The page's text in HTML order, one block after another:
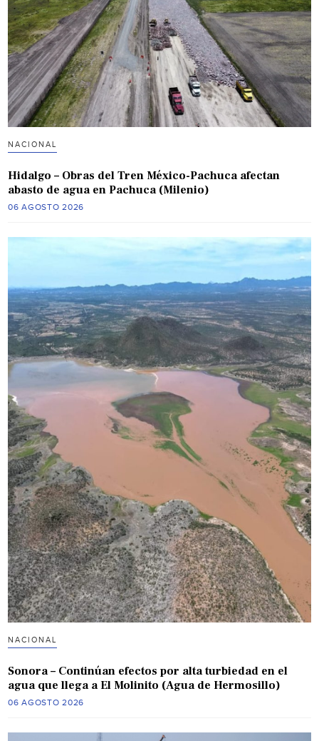
NACIONAL
Hidalgo – Obras del Tren México-Pachuca afectan
abasto de agua en Pachuca (Milenio)
06 AGOSTO 2026
NACIONAL
Sonora – Continúan efectos por alta turbiedad en el
agua que llega a El Molinito (Agua de Hermosillo)
06 AGOSTO 2026